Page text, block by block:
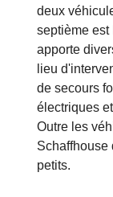
deux
septième
apporte
lieu
de secours
électriques
Outre les
Schaffhouse
petits.